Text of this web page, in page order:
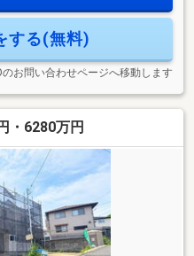
しております☆☆
する(無料)
のお問い合わせページへ移動します
・6280万円